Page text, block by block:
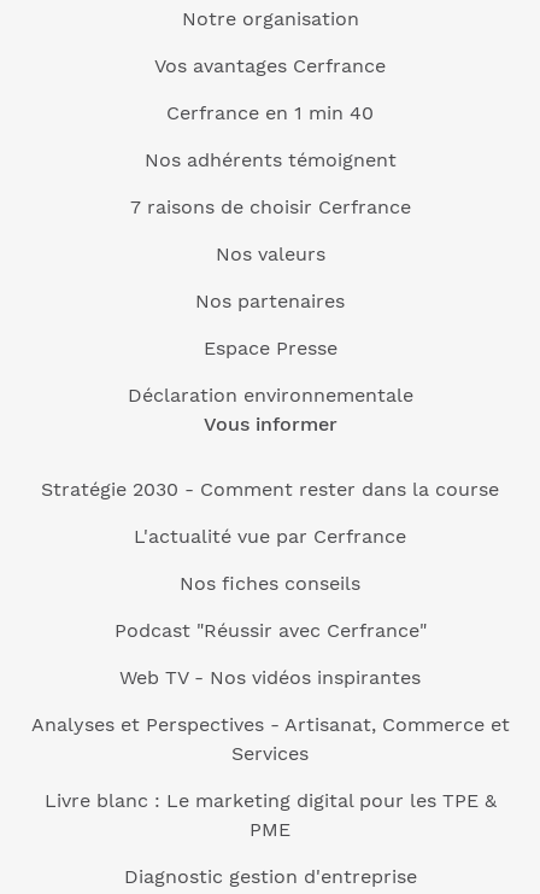
Notre organisation
Vos avantages Cerfrance
Cerfrance en 1 min 40
Nos adhérents témoignent
7 raisons de choisir Cerfrance
Nos valeurs
Nos partenaires
Espace Presse
Déclaration environnementale
Vous informer
Stratégie 2030 - Comment rester dans la course
L'actualité vue par Cerfrance
Nos fiches conseils
Podcast "Réussir avec Cerfrance"
Web TV - Nos vidéos inspirantes
Analyses et Perspectives - Artisanat, Commerce et
Services
Livre blanc : Le marketing digital pour les TPE &
PME
Diagnostic gestion d'entreprise